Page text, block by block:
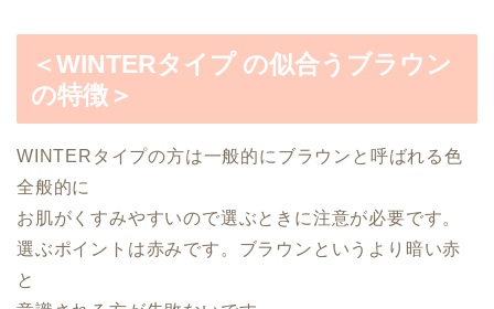
＜WINTERタイプ の似合うブラウン
の特徴＞
WINTERタイプの方は一般的にブラウンと呼ばれる色
全般的に
お肌がくすみやすいので選ぶときに注意が必要です。
選ぶポイントは赤みです。ブラウンというより暗い赤
と